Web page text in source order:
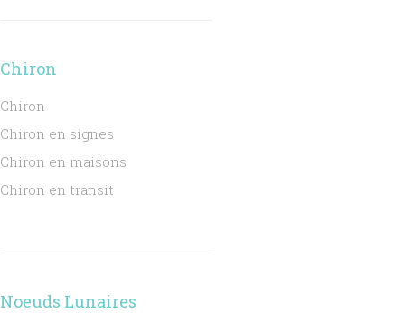
Chiron
Chiron
Chiron en signes
Chiron en maisons
Chiron en transit
Noeuds Lunaires